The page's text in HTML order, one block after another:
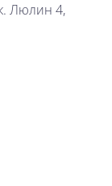
Люлин 4,